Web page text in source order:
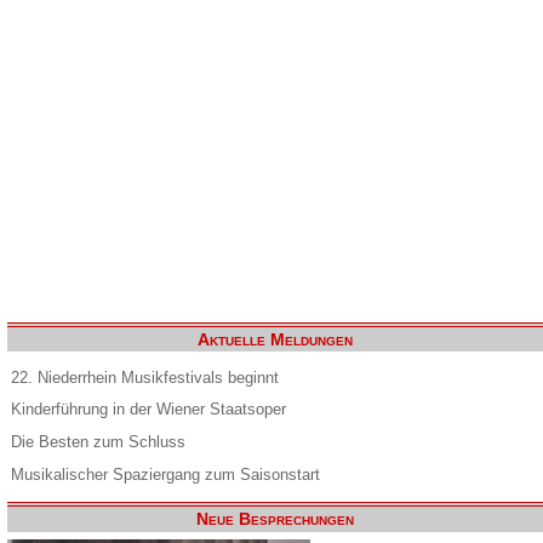
Aktuelle Meldungen
22. Niederrhein Musikfestivals beginnt
Kinderführung in der Wiener Staatsoper
Die Besten zum Schluss
Musikalischer Spaziergang zum Saisonstart
Neue Besprechungen